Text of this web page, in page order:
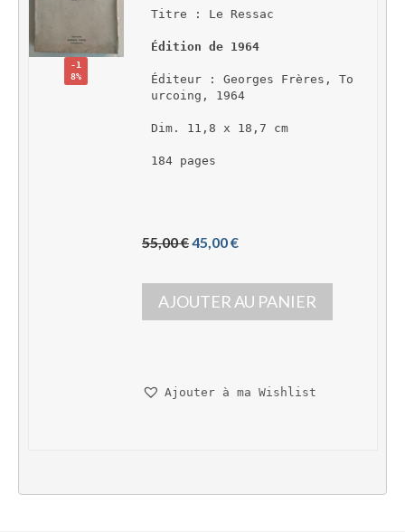
-1
8%
Titre : Le Ressac
Édition de 1964
Éditeur : Georges Frères, To
urcoing, 1964
Dim. 11,8 x 18,7 cm
184 pages
55,00 €L
p
r
i
i
é
45,00 €L
p
r
i
t
s
AJOUTER AU PANIER
Ajouter à ma Wishlist